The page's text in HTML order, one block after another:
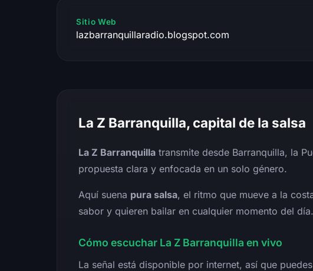
Sitio Web
lazbarranquillaradio.blogspot.com
La Z Barranquilla, capital de la salsa
La Z Barranquilla transmite desde Barranquilla, la
propuesta clara y enfocada en un solo género.
Aquí suena pura salsa, el ritmo que mueve a la
sabor y quieren bailar en cualquier momento del día.
Cómo escuchar La Z Barranquilla en vivo
La señal está disponible por internet, así que